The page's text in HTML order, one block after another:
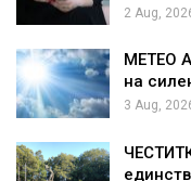
2 Aug,
МЕТЕО
на
3 Aug,